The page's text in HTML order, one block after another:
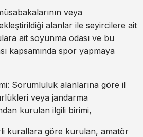
veya
alanlar ile seyircilere ait
ait soyunma odası ve bu
kapsamında spor yapmaya
Sorumluluk alanlarına göre il
veya jandarma
kurulan ilgili birimi,
kurallara göre kurulan, amatör